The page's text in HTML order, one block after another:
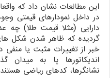
این مطالعات نشان داد که
در داخل نمودارهای قیمتی
دارایی (مثلا قیمت طلا)
گردیده که ظاهر شدن شکل
خبر از تغییرات مثبت یا منفی
اندیکاتورها پا به میدان
نشانگرها، کدهای ریاضی